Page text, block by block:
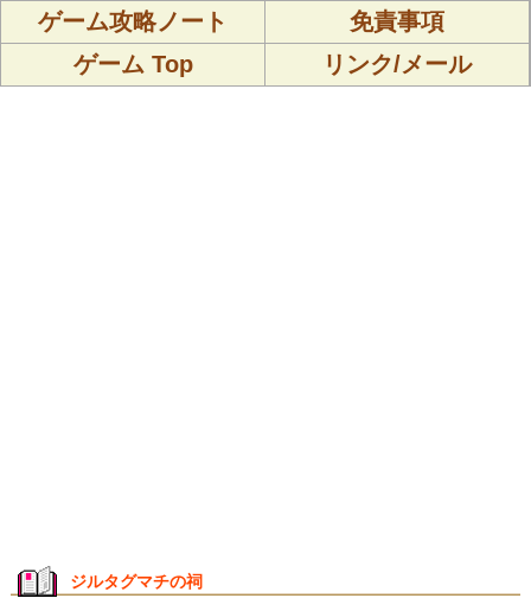
ゲーム攻略ノート
免責事項
ゲーム Top
リンク/メール
ジルタグマチの祠